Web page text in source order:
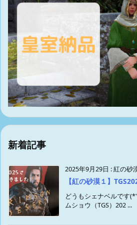
新着記事
2025年9月29日 :紅の砂
【紅の砂漠１】
どうもシェナベルです
ムショウ（TGS）202 ...